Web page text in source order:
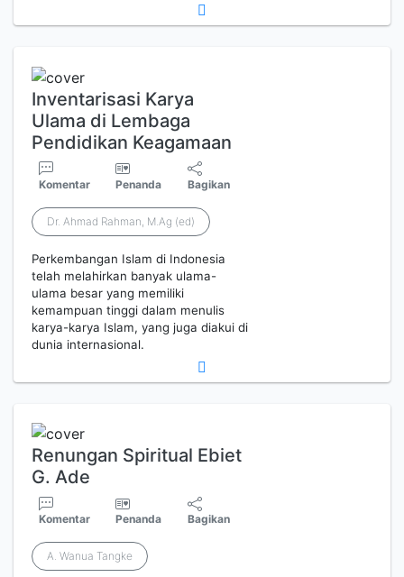
Inventarisasi Karya
Ulama di Lembaga
Pendidikan Keagamaan
Komentar Penanda Bagikan
Dr. Ahmad Rahman, M.Ag (ed)
Perkembangan Islam di Indonesia
telah melahirkan banyak ulama-
ulama besar yang memiliki
kemampuan tinggi dalam menulis
karya-karya Islam, yang juga diakui di
dunia internasional.
Renungan Spiritual Ebiet
G. Ade
Komentar Penanda Bagikan
A. Wanua Tangke